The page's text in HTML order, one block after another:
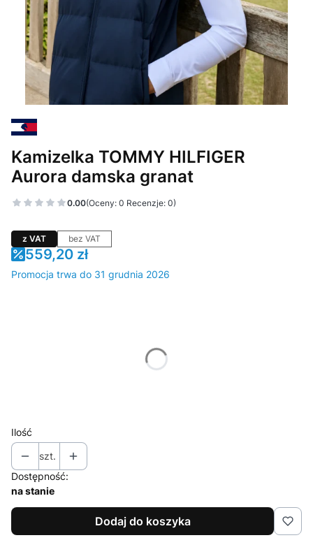
Kamizelka TOMMY HILFIGER
Aurora damska granat
0.00(Oceny: 0 Recenzje: 0)
z VAT bez VAT
559,20 zł
Promocja trwa do 31 grudnia 2026
Ilość
szt.
Dostępność:
na stanie
Dodaj do koszyka